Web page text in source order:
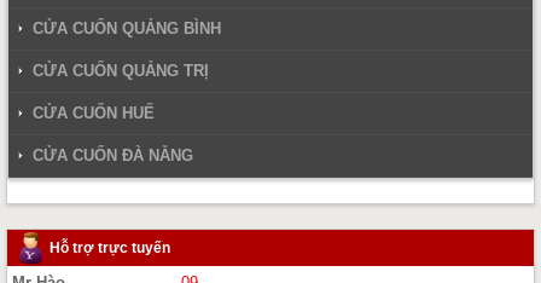
CỬA CUỐN QUẢNG BÌNH
CỬA CUỐN QUẢNG TRỊ
CỬA CUỐN HUẾ
CỬA CUỐN ĐÀ NẴNG
Hỗ trợ trực tuyến